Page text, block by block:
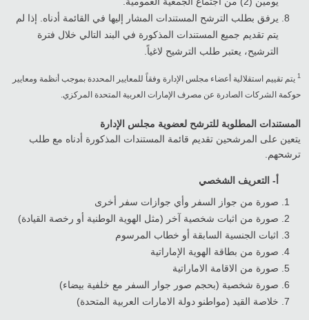
يرفق بطلب الترشح المستندات المشار إليها في القائمة أدناه. إذا لم
يتم تقديم جميع المستندات المذكورة في البند التالي خلال فترة
الترشيح، يعتبر طلب الترشيح لاغياً.
1 يتم تقييم استقلالية أعضاء مجلس الإدارة وفقاً للمعايير المحددة بموجب أنظمة ومعايير
حوكمة الشركات الصادرة عن مصرف الإمارات العربية المتحدة المركزي.
المستندات المطلوبة للترشح لعضوية مجلس الإدارة
يتعين على المرشحين تقديم قائمة المستندات المذكورة أدناه مع طلب
ترشحهم.
أ‌- التعريف الشخصي
صورة من جواز السفر وأي جوازات سفر أخرى
صورة من اثبات شخصية آخر (مثل الهوية الوطنية أو رخصة القيادة)
اثبات الجنسية السابقة أو خطاب المرسوم
صورة من بطاقة الهوية الإماراتية
صورة من الاقامة الاماراتية
صورة شخصية (بحجم صور جوار السفر مع خلفية بيضاء)
خلاصة القيد (مواطنو دولة الامارات العربية المتحدة)